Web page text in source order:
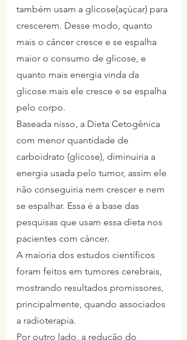
também usam a glicose(açúcar) para
crescerem. Desse modo, quanto
mais o câncer cresce e se espalha
maior o consumo de glicose, e
quanto mais energia vinda da
glicose mais ele cresce e se espalha
pelo corpo.
Baseada nisso, a Dieta Cetogênica
com menor quantidade de
carboidrato (glicose), diminuiria a
energia usada pelo tumor, assim ele
não conseguiria nem crescer e nem
se espalhar. Essa é a base das
pesquisas que usam essa dieta nos
pacientes com câncer.
A maioria dos estudos científicos
foram feitos em tumores cerebrais,
mostrando resultados promissores,
principalmente, quando associados
a radioterapia.
Por outro lado, a redução do